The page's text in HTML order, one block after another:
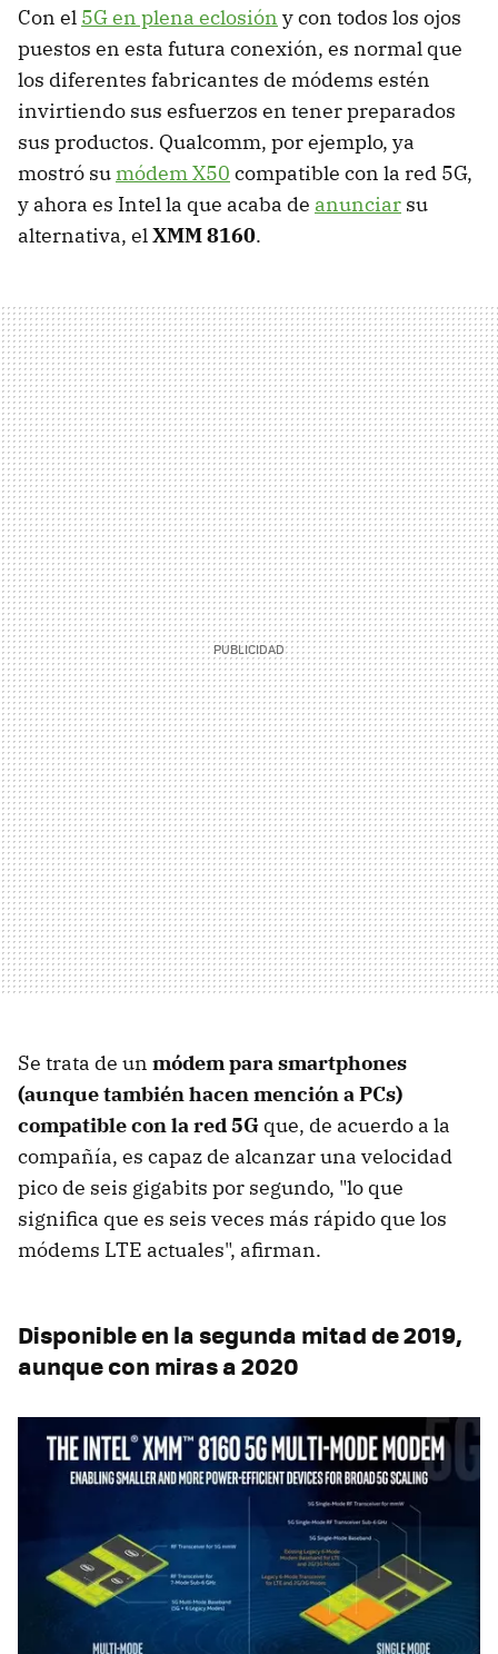
Con el 5G en plena eclosión y con todos los ojos
puestos en esta futura conexión, es normal que
los diferentes fabricantes de módems estén
invirtiendo sus esfuerzos en tener preparados
sus productos. Qualcomm, por ejemplo, ya
mostró su módem X50 compatible con la red 5G,
y ahora es Intel la que acaba de anunciar su
alternativa, elXMM 8160.
Se trata de un módem para smartphones
(aunque también hacen mención a PCs)
compatible con la red 5G que, de acuerdo a la
compañía, es capaz de alcanzar una velocidad
pico de seis gigabits por segundo, "lo que
significa que es seis veces más rápido que los
módems LTE actuales", afirman.
Disponible en la segunda mitad de 2019,
aunque con miras a 2020